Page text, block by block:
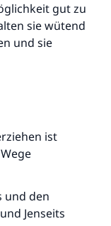
gut zu
sie wütend
und sie
ist
und den
Jenseits